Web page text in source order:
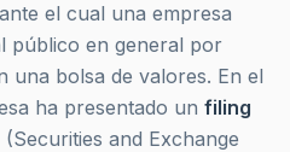
el cual una empresa
público en general por
una bolsa de valores. En el
ha presentado un filing
(Securities and Exchange